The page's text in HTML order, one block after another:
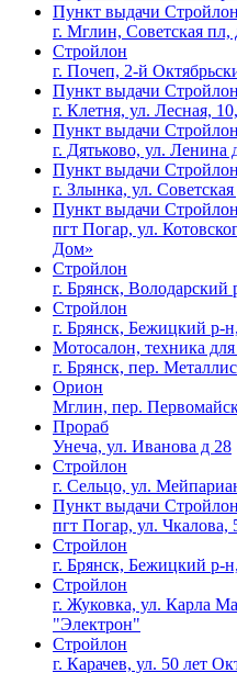
Пункт выдачи Стройлон
г. Мглин, Советская пл,
Стройлон
г. Почеп, 2-й
Пункт выдачи Стройлон
г. Клетня, ул. Лесная,
Пункт выдачи Стройлон
г. Дятьково, ул.
Пункт выдачи Стройлон
г. Злынка, ул.
Пункт выдачи Стройлон
пгт Погар, ул.
Дом»
Стройлон
г. Брянск,
Стройлон
г. Брянск, Бежицкий р-
Мотосалон, техника для
г. Брянск, пер.
Орион
Мглин, пер.
Прораб
Унеча, ул. Иванова д 28
Стройлон
г. Сельцо, ул.
Пункт выдачи Стройлон
пгт Погар, ул. Чкалова,
Стройлон
г. Брянск, Бежицкий р-
Стройлон
г. Жуковка, ул. Карла
"Электрон"
Стройлон
г. Карачев, ул. 50 лет